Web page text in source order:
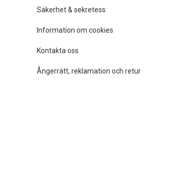
Säkerhet & sekretess
Information om cookies
Kontakta oss
Ångerrätt, reklamation och retur